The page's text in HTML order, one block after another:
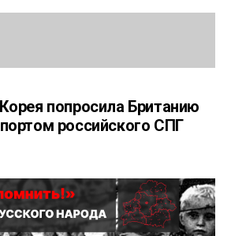
попросила Британию
российского СПГ